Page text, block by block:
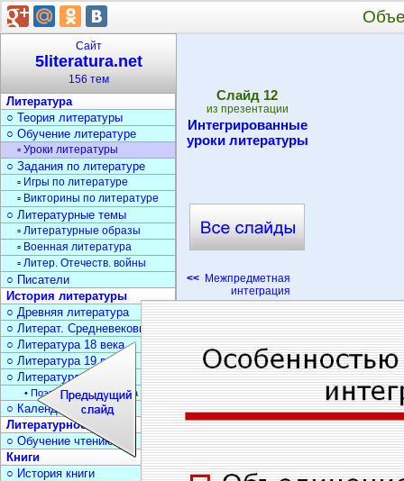
Cлайд 12
из презентации
Интегрированные
уроки литературы
<< Межпредметная
интеграция
Сайт
5literatura.net
156 тем
Литература
○ Теория литературы
○ Обучение литературе
▫ Уроки литературы
○ Задания по литературе
▫ Игры по литературе
▫ Викторины по литературе
○ Литературные темы
▫ Литературные образы
▫ Военная литература
▫ Литер. Отечеств. войны
○ Писатели
История литературы
○ Древняя литература
○ Литерат. Средневековья
○ Литература 18 века
○ Литература 19 века
○ Литература 20 века
• Поэзия Серебрян. века
○ Календарь дат
Литературное чтение
○ Обучение чтению
Книги
○ История книги